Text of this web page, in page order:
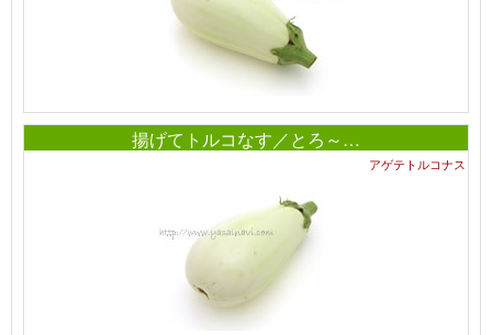
揚げてトルコなす／とろ～…
アゲテトルコナス